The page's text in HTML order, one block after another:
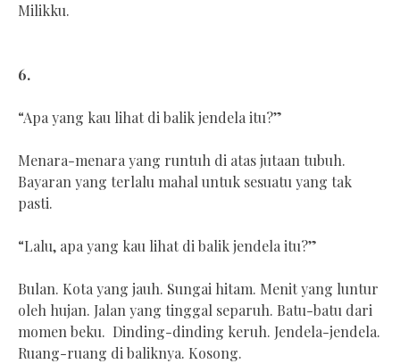
Milikku.
6.
“Apa yang kau lihat di balik jendela itu?”
Menara-menara yang runtuh di atas jutaan tubuh.
Bayaran yang terlalu mahal untuk sesuatu yang tak
pasti.
“Lalu, apa yang kau lihat di balik jendela itu?”
Bulan. Kota yang jauh. Sungai hitam. Menit yang luntur
oleh hujan. Jalan yang tinggal separuh. Batu-batu dari
momen beku. Dinding-dinding keruh. Jendela-jendela.
Ruang-ruang di baliknya. Kosong.